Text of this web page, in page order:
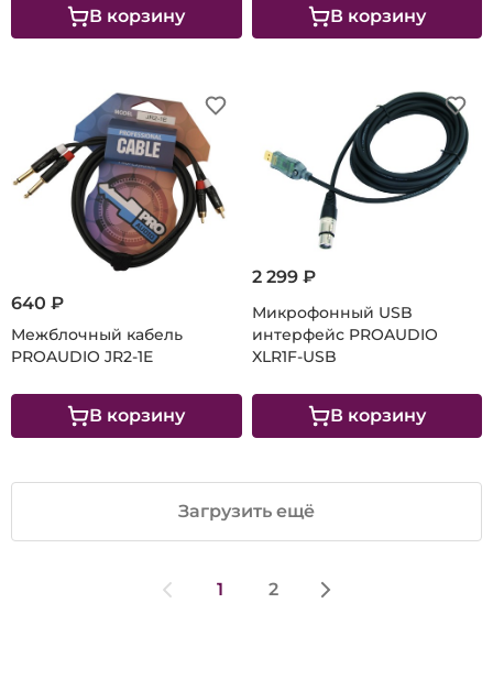
В корзину В корзину
Межблочный кабель
PROAUDIO JR2-1E
640 ₽
В корзину
Микрофонный USB
интерфейс PROAUDIO
XLR1F-USB
2 299 ₽
В корзину
Загрузить ещё
1 2